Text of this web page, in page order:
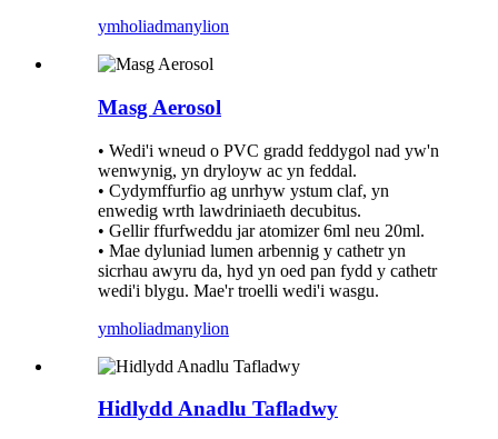
ymholiadmanylion
Masg Aerosol
• Wedi'i wneud o PVC gradd feddygol nad yw'n
wenwynig, yn dryloyw ac yn feddal.
• Cydymffurfio ag unrhyw ystum claf, yn
enwedig wrth lawdriniaeth decubitus.
• Gellir ffurfweddu jar atomizer 6ml neu 20ml.
• Mae dyluniad lumen arbennig y cathetr yn
sicrhau awyru da, hyd yn oed pan fydd y cathetr
wedi'i blygu. Mae'r troelli wedi'i wasgu.
ymholiadmanylion
Hidlydd Anadlu Tafladwy